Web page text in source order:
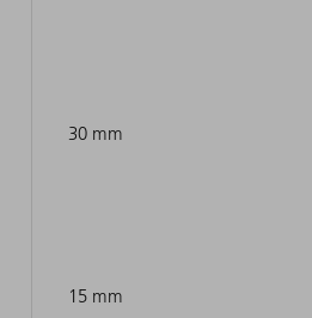
30 mm
15 mm